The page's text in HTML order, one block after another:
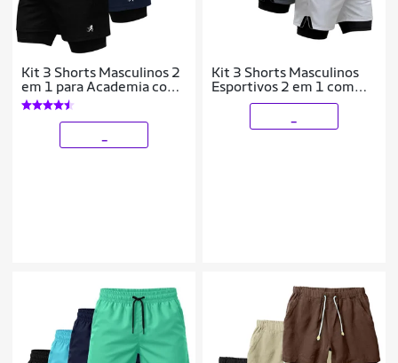
Kit 3 Shorts Masculinos 2
em 1 para Academia com
Estampa Esportiva
Corrida
Kit 3 Shorts Masculinos
Esportivos 2 em 1 com
Faixa Lateral e Ajuste